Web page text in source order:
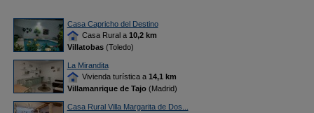
Casa Capricho del Destino
Casa Rural a 10,2 km
Villatobas(Toledo)
La Mirandita
Vivienda turística a 14,1 km
Villamanrique de Tajo(Madrid)
Casa Rural Villa Margarita de Dos...